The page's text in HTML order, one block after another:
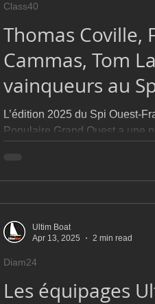
Thomas Coville,
Cammas, Tom
vainqueurs au
L’édition 2025 du Spi Ouest-
Populaire Grand Ouest a une
départs de course donnés
Class40
Les équipages
Diam24
Ultim Boat
Apr 13, 2025
2 min read